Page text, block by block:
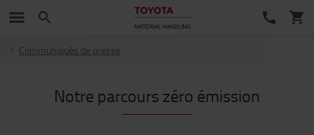
Communiqués de presse
Notre parcours zéro émission